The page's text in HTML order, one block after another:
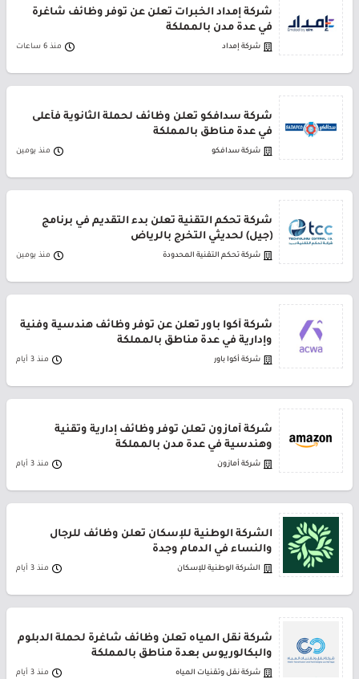
شركة إمداد الخبرات تعلن عن توفر وظائف شاغرة
في عدة مدن بالمملكة
شركة إمداد منذ 6 ساعات
شركة سدافكو تعلن وظائف لحملة الثانوية فأعلى
في عدة مناطق بالمملكة
شركة سدافكو منذ يومين
شركة تحكم التقنية تعلن بدء التقديم في برنامج
(جيل) لحديثي التخرج بالرياض
شركة تحكم التقنية المحدودة منذ يومين
شركة أكوا باور تعلن عن توفر وظائف هندسية وفنية
وإدارية في عدة مناطق بالمملكة
شركة أكوا باور منذ 3 أيام
شركة أمازون تعلن توفر وظائف إدارية وتقنية
وهندسية في عدة مدن بالمملكة
شركة أمازون منذ 3 أيام
الشركة الوطنية للإسكان تعلن وظائف للرجال
والنساء في الدمام وجدة
الشركة الوطنية للإسكان منذ 3 أيام
شركة نقل المياه تعلن وظائف شاغرة لحملة الدبلوم
والبكالوريوس بعدة مناطق بالمملكة
شركة نقل وتقنيات المياه منذ 3 أيام